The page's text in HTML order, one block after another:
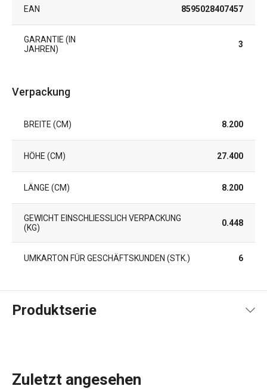
EAN 8595028407457
GARANTIE (IN
JAHREN)
3
Verpackung
BREITE (CM) 8.200
HÖHE (CM) 27.400
LÄNGE (CM) 8.200
GEWICHT EINSCHLIESSLICH VERPACKUNG (
KG)
0.448
UMKARTON FÜR GESCHÄFTSKUNDEN (STK.) 6
Produktserie
Zuletzt angesehen